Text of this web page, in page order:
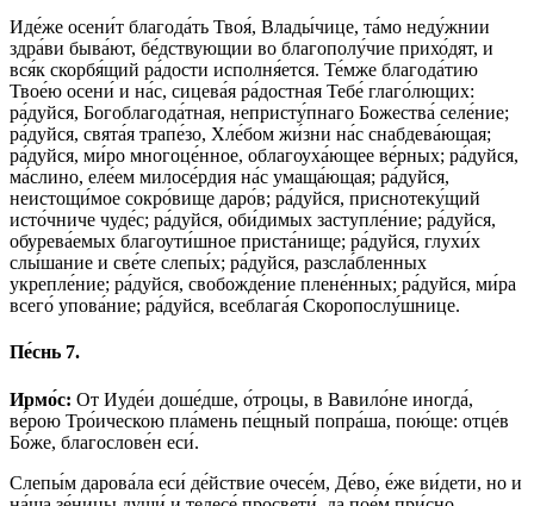
Иде́же осени́т благода́ть Твоя́, Влады́чице, та́мо неду́жнии
здра́ви быва́ют, бе́дствующии во благополу́чие прихо́дят, и
вся́к скорбя́щий ра́дости исполня́ется. Те́мже благода́тию
Твое́ю осени́ и на́с, сицева́я ра́достная Тебе́ глаго́лющих:
ра́дуйся, Богоблагода́тная, непристу́пнаго Божества́ селе́ние;
ра́дуйся, свята́я трапе́зо, Хле́бом жи́зни на́с снабдева́ющая;
ра́дуйся, ми́ро многоце́нное, облагоуха́ющее ве́рных; ра́дуйся,
ма́слино, еле́ем милосе́рдия на́с умаща́ющая; ра́дуйся,
неистощи́мое сокро́вище даро́в; ра́дуйся, приснотеку́щий
исто́чниче чуде́с; ра́дуйся, оби́димых заступле́ние; ра́дуйся,
обурева́емых благоути́шное приста́нище; ра́дуйся, глухи́х
слы́шание и све́те слепы́х; ра́дуйся, разсла́бленных
укрепле́ние; ра́дуйся, свобожде́ние плене́нных; ра́дуйся, ми́ра
всего́ упова́ние; ра́дуйся, всеблага́я Скоропослу́шнице.
Пе́снь 7.
Ирмо́с: От Иуде́и доше́дше, о́троцы, в Вавило́не иногда́,
ве́рою Тро́ическою пла́мень пе́щный попра́ша, пою́ще: отце́в
Бо́же, благослове́н еси́.
Слепы́м дарова́ла еси́ де́йствие очесе́м, Де́во, е́же ви́дети, но и